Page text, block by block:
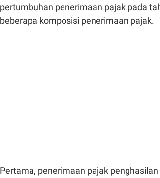
pertumbuhan penerimaan pajak pada
beberapa komposisi penerimaan pajak.
Pertama, penerimaan pajak